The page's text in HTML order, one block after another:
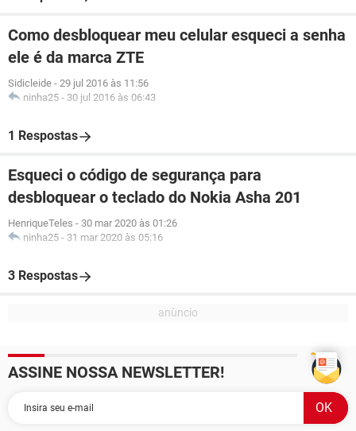
Como desbloquear meu celular esqueci a senha
ele é da marca ZTE
Sidicleide - 29 jul 2016 às 11:56
ninha25 - 30 jul 2016 às 06:43
1 Respostas
Esqueci o código de segurança para
desbloquear o teclado do Nokia Asha 201
HenriqueTeles - 30 mar 2020 às 01:26
ninha25 - 31 mar 2020 às 05:16
3 Respostas
ASSINE NOSSA NEWSLETTER!